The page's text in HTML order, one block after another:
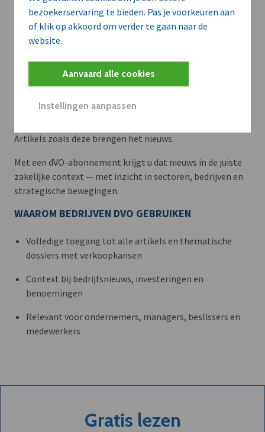
bezoekerservaring te bieden. Pas je voorkeuren aan
of klik op akkoord om verder te gaan naar de
website.
Aanvaard alle cookies
Instellingen aanpassen
Meer context. Dieper begrip.
Artikels zoals deze brengen het nieuws.
Met een dVO-abonnement krijgt u dat nieuws in de juiste
zakelijke context — met inzicht in sectoren, bedrijven en
strategische bewegingen.
WAAROM BEDRIJVEN DVO GEBRUIKEN
Volledige toegang tot alle artikels en thematische
dossiers met verkoopkansen
Context bij bedrijfsnieuws, investeringen en
benoemingen
Relevant voor ondernemers, managers, beslissers en
medewerkers
Gratis lezen